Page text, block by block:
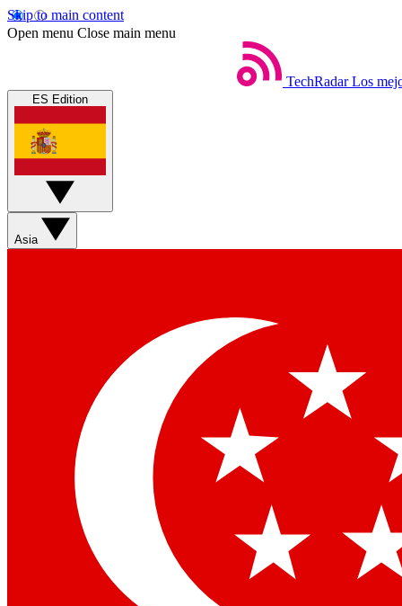
Skip to main content
Open menu Close main menu
TechRadar Los
ES Edition
Asia